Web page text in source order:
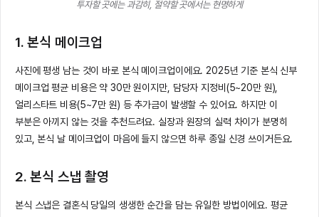
투자할 곳에는 과감히, 절약할 곳에서는 현명하게
1. 본식 메이크업
사진에 평생 남는 것이 바로 본식 메이크업이에요. 2025년 기준 본식 신부
메이크업 평균 비용은 약 30만 원이지만, 담당자 지정비(5~20만 원),
얼리스타트 비용(5~7만 원) 등 추가금이 발생할 수 있어요. 하지만 이
부분은 아끼지 않는 것을 추천드려요. 실장과 원장의 실력 차이가 분명히
있고, 본식 날 메이크업이 마음에 들지 않으면 하루 종일 신경 쓰이거든요.
2. 본식 스냅 촬영
본식 스냅은 결혼식 당일의 생생한 순간을 담는 유일한 방법이에요. 평균